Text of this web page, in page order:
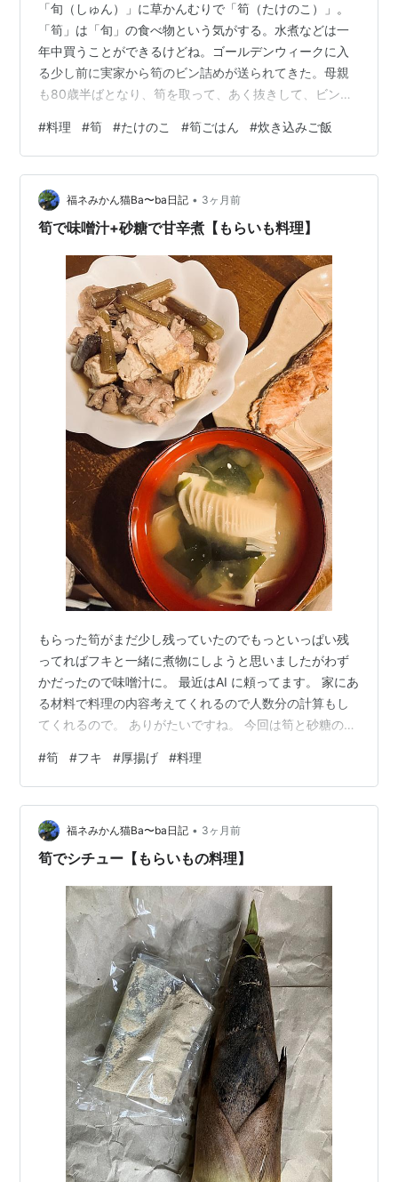
「旬（しゅん）」に草かんむりで「筍（たけのこ）」。
「筍」は「旬」の食べ物という気がする。水煮などは一
年中買うことができるけどね。ゴールデンウィークに入
る少し前に実家から筍のビン詰めが送られてきた。母親
も80歳半ばとなり、筍を取って、あく抜きして、ビン詰
がたくいただいている。 「竹林」というと伊豆の修善寺
や京都の嵐山あたりのきれいに整備された小径（こみ
ち）を思い浮かべるかもしれない。うちの実家にあるの
は「竹林」と呼べるような立派なものではなく、庭の一
角に竹が勝手に生えているという感じではある。きちん
#料理 #筍 #たけのこ #筍ごはん #炊き込みご飯
福ネみかん猫Ba〜ba日記 • 3ヶ月前
筍で味噌汁+砂糖で甘辛煮【もらいも料理】
もらった筍がまだ少し残っていたのでもっといっぱい残
ってればフキと一緒に煮物にしようと思いましたがわず
かだったので味噌汁に。 最近はAI に頼ってます。 家にあ
る材料で料理の内容考えてくれるので人数分の計算もし
てくれるので。 ありがたいですね。 今回は筍と砂糖のも
いもの） カットわかめ 味噌 水顆粒だし 鍋の水に顆粒だ
しにスライスした筍を入れました。 温まったら、味噌汁
を入れて戻したカットわかめをいれました。 カットわか
めを味噌汁に入れる時いつもは顆粒だしと一緒に水から
入れてました。 今回は戻したわかめを味噌汁を入れた後
#筍 #フキ #厚揚げ #料理
福ネみかん猫Ba〜ba日記 • 3ヶ月前
筍でシチュー【もらいもの料理】